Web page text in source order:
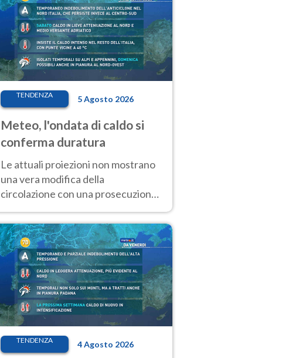
TENDENZA 5 Agosto 2026
Meteo, l'ondata di caldo si
conferma duratura
Le attuali proiezioni non mostrano
una vera modifica della
circolazione con una prosecuzione
giorni, compresa la settimana di
Ferragosto
TENDENZA 4 Agosto 2026